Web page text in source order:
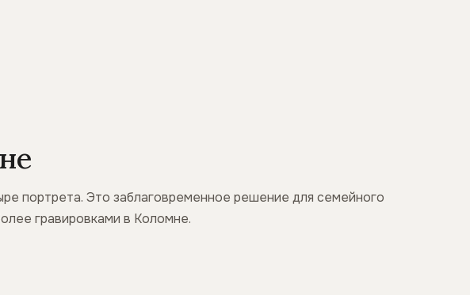
портрета. Это заблаговременное решение для семейного
гравировками в Коломне.